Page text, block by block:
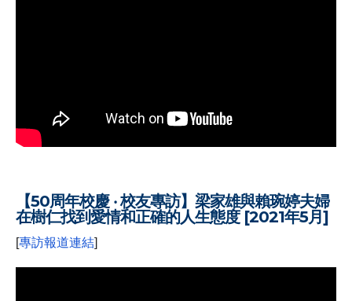
【50周年校慶 ‧ 校友專訪】梁家雄與賴琬婷夫婦
在樹仁找到愛情和正確的人生態度 [2021年5月]
[專訪報道連結]